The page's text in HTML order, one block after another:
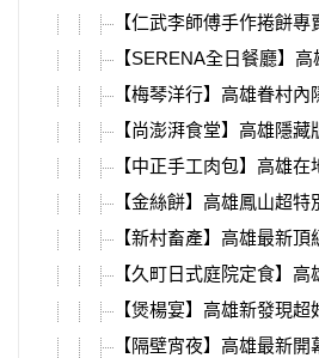
【仁武李師傅手作捲餅
【SERENA全日餐廳】
【梅琴洋行】高雄眷村
【尚澎湃食堂】高雄隱
【中正手工肉包】高雄
【金絲餅】高雄鳳山超
【新村畜產】高雄最新
【久町日式庭院定食】
【煲楊宴】高雄新發現
【隔壁宵夜】高雄最新